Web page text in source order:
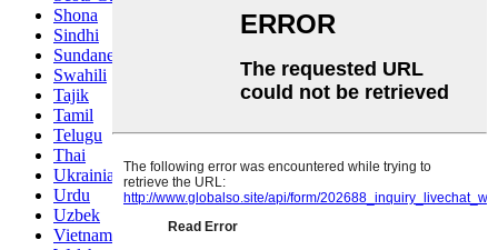
Shona
Sindhi
Sundanese
Swahili
Tajik
Tamil
Telugu
Thai
Ukrainian
Urdu
Uzbek
Vietnamese